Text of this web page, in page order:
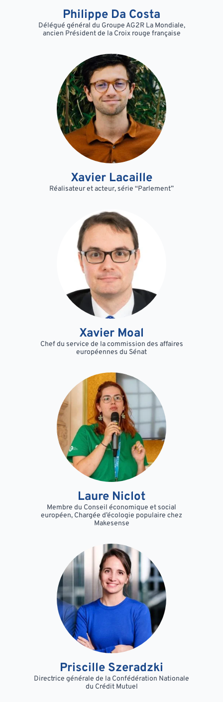
Philippe Da Costa
Délégué général du Groupe AG2R La Mondiale,
ancien Président de la Croix rouge française
Xavier Lacaille
Réalisateur et acteur, série “Parlement”
Xavier Moal
Chef du service de la commission des affaires
européennes du Sénat
Laure Niclot
Membre du Conseil économique et social
européen, Chargée d’écologie populaire chez
Makesense
Priscille Szeradzki
Directrice générale de la Confédération Nationale
du Crédit Mutuel